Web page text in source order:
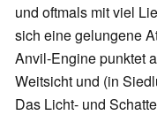
und oftmals mit viel
sich eine gelungene
Anvil-Engine punktet
Weitsicht und (in
Das Licht- und